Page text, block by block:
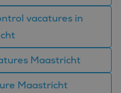
vacatures in
Maastricht
Maastricht